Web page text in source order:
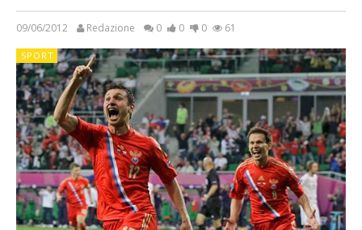
09/06/2012 Redazione 0 0 0 61
SPORT